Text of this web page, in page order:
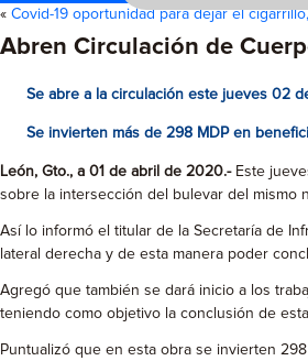
« Covid-19 oportunidad para dejar el
Abren Circulación de
Se abre a la circulación este jueves 02
Se invierten más de 298 MDP en
León, Gto., a 01 de abril de 2020.-Este
sobre la intersección del bulevar del mismo
Así lo informó el titular de la Secretaría de
lateral derecha y de esta manera poder
Agregó que también se dará inicio a los
teniendo como objetivo la conclusión de
Puntualizó que en esta obra se invierten